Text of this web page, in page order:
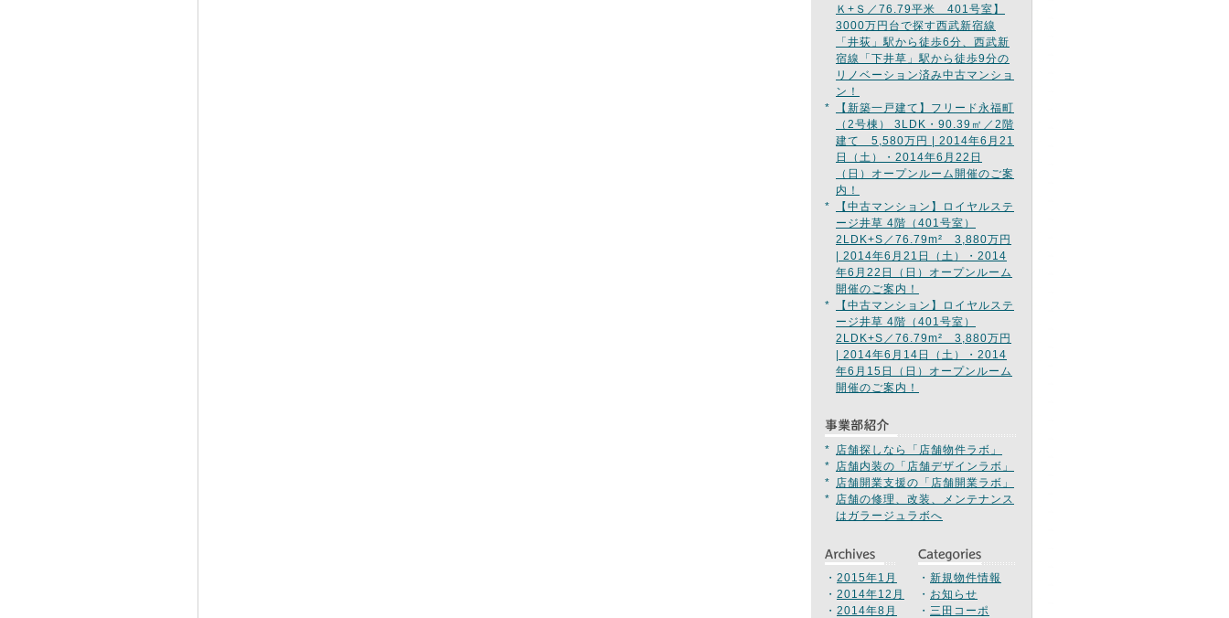
Ｋ+Ｓ／76.79平米 401号室】
3000万円台で探す西武新宿線
「井荻」駅から徒歩6分、西武新
宿線「下井草」駅から徒歩9分の
リノベーション済み中古マンショ
ン！
*
【新築一戸建て】フリード永福町
（2号棟） 3LDK・90.39㎡／2階
建て 5,580万円 | 2014年6月21
日（土）・2014年6月22日
（日）オープンルーム開催のご案
内！
*
【中古マンション】ロイヤルステ
ージ井草 4階（401号室）
2LDK+S／76.79m² 3,880万円
| 2014年6月21日（土）・2014
年6月22日（日）オープンルーム
開催のご案内！
*
【中古マンション】ロイヤルステ
ージ井草 4階（401号室）
2LDK+S／76.79m² 3,880万円
| 2014年6月14日（土）・2014
年6月15日（日）オープンルーム
開催のご案内！
* 店舗探しなら「店舗物件ラボ」
* 店舗内装の「店舗デザインラボ」
* 店舗開業支援の「店舗開業ラボ」
* 店舗の修理、改装、メンテナンス
はガラージュラボへ
・ 2015年1月
・ 2014年12月
・ 2014年8月
・ 新規物件情報
・ お知らせ
・ 三田コーポ